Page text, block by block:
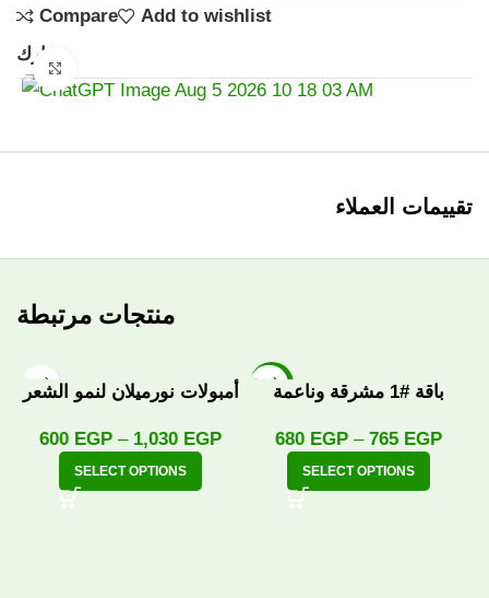
Compare
Add to wishlist
تقييمات العملاء
منتجات مرتبطة
أمبولات نورميلان لنمو الشعر
600 EGP – 1,030 EGP
SELECT OPTIONS
-10% باقة #1 مشرقة وناعمة
680 EGP – 765 EGP
SELECT OPTIONS